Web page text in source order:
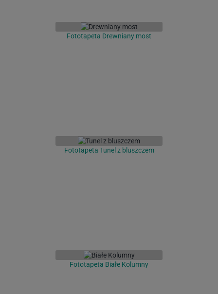
Fototapeta Drewniany most
Fototapeta Tunel z bluszczem
Fototapeta Białe Kolumny